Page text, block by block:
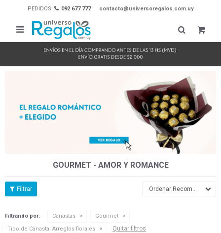
PEDIDOS: 092 677 777 contacto@universoregalos.com.uy

GOURMET - AMOR Y ROMANCE
Recomendados
Filtrando por: Canastas
Gourmet
Tipo de Canasta: Arreglos florales Quitar filtros